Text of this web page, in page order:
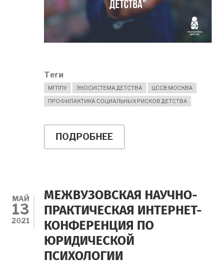
Теги
МГППУ ЭКОСИСТЕМА ДЕТСТВА
ЦССВ МОСКВА
ПРОФИЛАКТИКА СОЦИАЛЬНЫХ РИСКОВ ДЕТСТВА
ПОДРОБНЕЕ
"ЭКОСИСТЕМА
АДДИКТИВНОГО
ПОВЕДЕНИЯ
МАЙ
13
2021
МЕЖВУЗОВСКАЯ НАУЧНО-
ПРАКТИЧЕСКАЯ ИНТЕРНЕТ-
КОНФЕРЕНЦИЯ ПО
ЮРИДИЧЕСКОЙ
ПСИХОЛОГИИ